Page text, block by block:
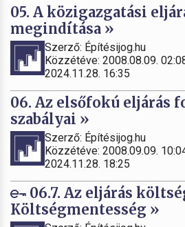
05. A közigazgatási
megindítása »
Szerző: Építésijog.hu
Közzétéve: 2008.08.09.
2024.11.28. 16:35
06. Az elsőfokú eljárás
szabályai »
Szerző: Építésijog.hu
Közzétéve: 2008.09.09.
2024.11.28. 18:25
06.7. Az eljárás
Költségmentesség »